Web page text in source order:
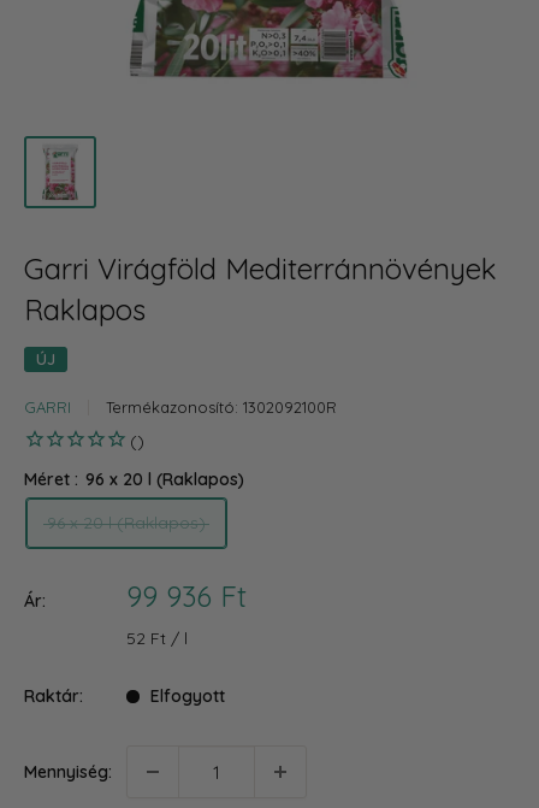
Garri Virágföld Mediterránnövények
Raklapos
ÚJ
GARRI Termékazonosító: 1302092100R
Méret : 96 x 20 l (Raklapos)
96 x 20 l (Raklapos)
Ár:
Akciós
ár
99 936 Ft
52 Ft / l
Raktár: Elfogyott
Mennyiség: